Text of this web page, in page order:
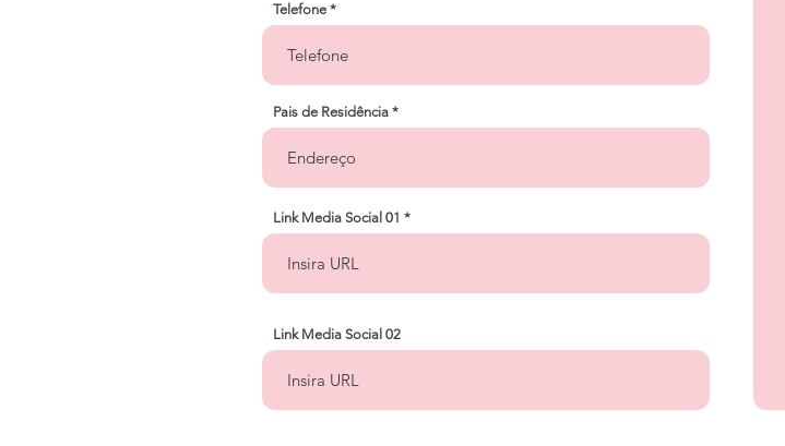
Telefone
Pais de Residência
Link Media Social 01
Link Media Social 02